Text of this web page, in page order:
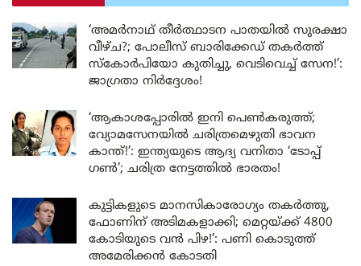
‘അമർനാഥ് തീർത്ഥാടന പാതയിൽ സുരക്ഷാ
വീഴ്ച?; പോലീസ് ബാരിക്കേഡ് തകർത്ത്
സ്കോർപിയോ കുതിച്ചു, വെടിവെച്ച് സേന!’:
ജാഗ്രതാ നിർദ്ദേശം!
‘ആകാശപ്പോരിൽ ഇനി പെൺകരുത്ത്;
വ്യോമസേനയിൽ ചരിത്രമെഴുതി ഭാവന
കാന്ത്!’: ഇന്ത്യയുടെ ആദ്യ വനിതാ ‘ടോപ്പ്
ഗൺ’; ചരിത്ര നേട്ടത്തിൽ ഭാരതം!
കുട്ടികളുടെ മാനസികാരോഗ്യം തകർത്തു,
ഫോണിന് അടിമകളാക്കി; മെറ്റയ്ക്ക് 4800
കോടിയുടെ വൻ പിഴ!’: പണി കൊടുത്ത്
അമേരിക്കൻ കോടതി